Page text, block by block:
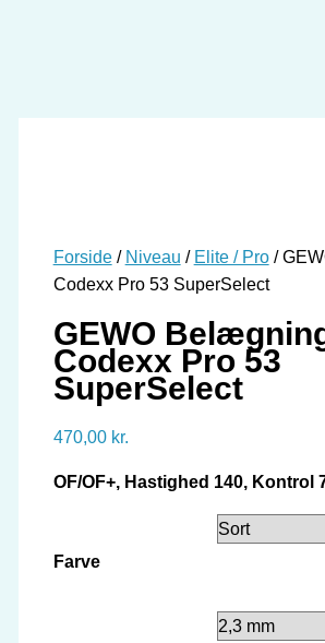
Forside/ Niveau / Elite / Pro/
Codexx Pro 53 SuperSelect
GEWO
Codexx Pro 53
SuperSelect
470,00 kr.
OF/OF+, Hastighed 140, Kontrol
Farve